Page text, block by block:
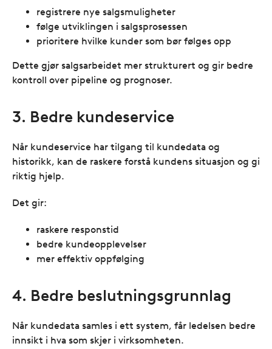
registrere nye salgsmuligheter
følge utviklingen i salgsprosessen
prioritere hvilke kunder som bør følges opp
Dette gjør salgsarbeidet mer strukturert og gir bedre
kontroll over pipeline og prognoser.
3. Bedre kundeservice
Når kundeservice har tilgang til kundedata og
historikk, kan de raskere forstå kundens situasjon og gi
riktig hjelp.
Det gir:
raskere responstid
bedre kundeopplevelser
mer effektiv oppfølging
4. Bedre beslutningsgrunnlag
Når kundedata samles i ett system, får ledelsen bedre
innsikt i hva som skjer i virksomheten.